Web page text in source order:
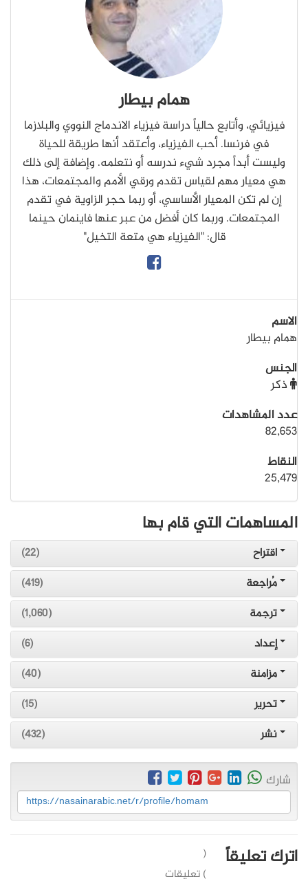
همام بيطار
فيزيائي، وأتابع حالياً دراسة فيزياء الاندماج النووي والبلازما
في فرنسا. أحب الفيزياء، وأعتقد أنها طريقة للحياة
وليست أبداً مجرد شيء ندرسه أو نتعلمه. وإضافة إلى ذلك
هي معيار مهم لقياس تقدم ورقي الأمم والمجتمعات، هذا
إن لم تكن المعيار الأساسي، أو ربما حجر الزاوية في تقدم
المجتمعات. وربما كان أفضل من عبر عنها فاينمان حينما
قال: "الفيزياء هي متعة التخيل"
الاسم
همام بيطار
الجنس
ذكر
عدد المشاهدات
82,653
النقاط
25,479
المساهمات التي قام بها
اقتراح
(22)
مُراجعة
(419)
ترجمة
(1,060)
إعداد
(6)
مزامنة
(40)
تحرير
(15)
نشر
(432)
شارك
https://nasainarabic.net/r/profile/homam
اترك تعليقاً
(
) تعليقات